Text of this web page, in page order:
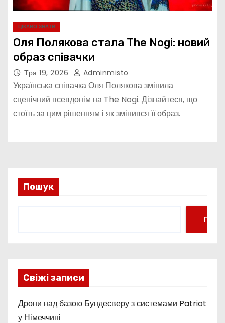
ЦІКАВО ЗНАТИ
Оля Полякова стала The Nogi: новий
образ співачки
Тра 19, 2026 Adminmisto
Українська співачка Оля Полякова змінила
сценічний псевдонім на The Nogi. Дізнайтеся, що
стоїть за цим рішенням і як змінився її образ.
Пошук
Свіжі записи
Дрони над базою Бундесверу з системами Patriot
у Німеччині